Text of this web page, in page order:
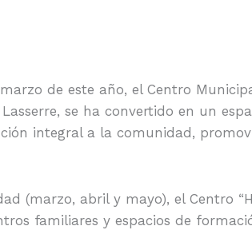
de este año, el Centro
se ha convertido en un
integral a la comunidad,
(marzo, abril y mayo), el Centro
familiares y espacios de